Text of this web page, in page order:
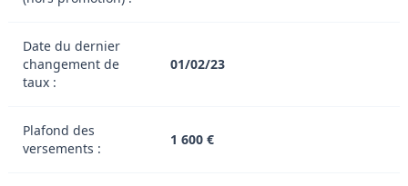
Date du dernier
changement de
taux :
01/02/23
Plafond des
versements :
1 600 €